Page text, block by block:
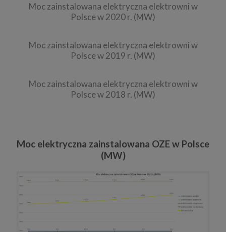
Moc zainstalowana elektryczna elektrowni w
Polsce w 2020 r. (MW)
Moc zainstalowana elektryczna elektrowni w
Polsce w 2019 r. (MW)
Moc zainstalowana elektryczna elektrowni w
Polsce w 2018 r. (MW)
Moc elektryczna zainstalowana OZE w Polsce
(MW)